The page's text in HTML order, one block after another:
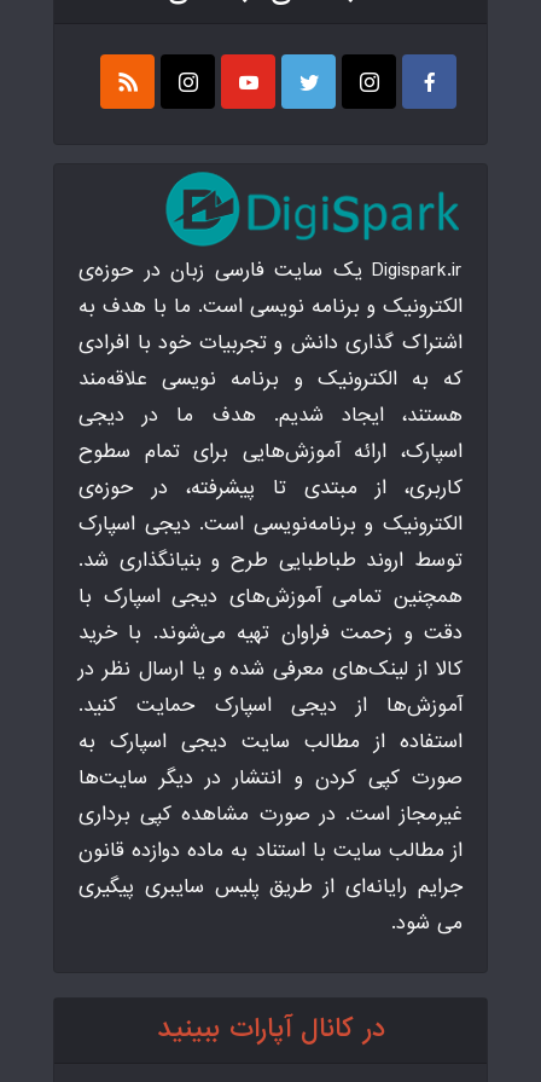
Digispark.ir یک سایت فارسی زبان در حوزه‌ی
الکترونیک و برنامه نویسی است. ما با هدف به
اشتراک گذاری دانش و تجربیات خود با افرادی
که به الکترونیک و برنامه نویسی علاقه‌مند
هستند، ایجاد شدیم. هدف ما در دیجی
اسپارک، ارائه آموزش‌هایی برای تمام سطوح
کاربری، از مبتدی تا پیشرفته، در حوزه‌ی
الکترونیک و برنامه‌نویسی است. دیجی اسپارک
توسط اروند طباطبایی طرح و بنیانگذاری شد.
همچنین تمامی آموزش‌های دیجی اسپارک با
دقت و زحمت فراوان تهیه می‌شوند. با خرید
کالا از لینک‌های معرفی شده و یا ارسال نظر در
آموزش‌ها از دیجی اسپارک حمایت کنید.
استفاده از مطالب سایت دیجی اسپارک به
صورت کپی کردن و انتشار در دیگر سایت‌ها
غیرمجاز است. در صورت مشاهده کپی برداری
از مطالب سایت با استناد به ماده دوازده قانون
جرایم رایانه‌ای از طریق پلیس سایبری پیگیری
می شود.
در کانال آپارات ببینید